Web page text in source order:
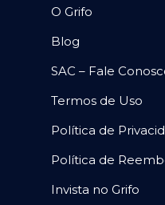
O Grifo
Blog
SAC – Fale
Termos de Uso
Política de
Política de
Invista no Grifo